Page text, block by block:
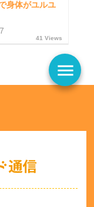
身体がユルユ
41 Views
menu